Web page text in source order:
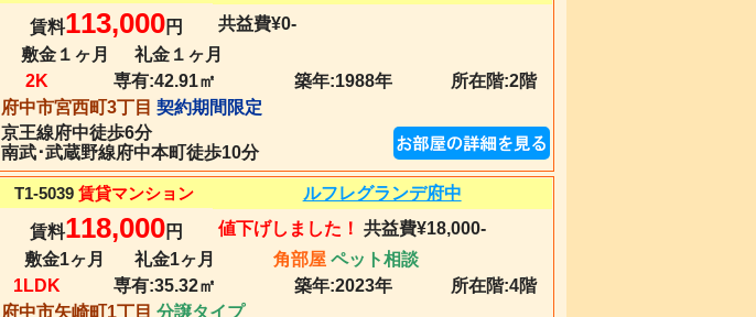
賃料113,000円
共益費¥0-
敷金１ヶ月
礼金１ヶ月
2K
専有:42.91㎡ 築年:1988年
所在階:2階
府中市宮西町3丁目 契約期間限定
京王線府中徒歩6分
南武･武蔵野線府中本町徒歩10分
T1-5039 賃貸マンション ルフレグランデ府中
賃料118,000円 値下げしました！ 共益費¥18,000-
敷金1ヶ月
礼金1ヶ月 角部屋 ペット相談
1LDK
専有:35.32㎡ 築年:2023年
所在階:4階
府中市矢崎町1丁目 分譲タイプ